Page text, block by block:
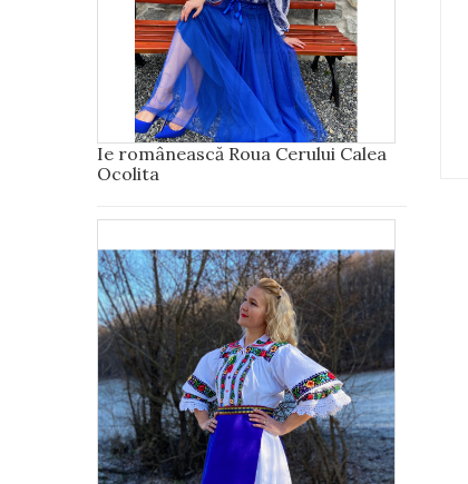
Ie românească Roua Cerului Calea
Ocolita